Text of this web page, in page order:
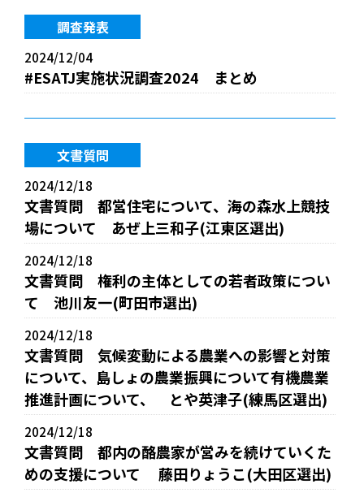
調査発表
2024/12/04
#ESATJ実施状況調査2024 まとめ
文書質問
2024/12/18
文書質問 都営住宅について、海の森水上競技
場について あぜ上三和子(江東区選出)
2024/12/18
文書質問 権利の主体としての若者政策につい
て 池川友一(町田市選出)
2024/12/18
文書質問 気候変動による農業への影響と対策
について、島しょの農業振興について有機農業
推進計画について、 とや英津子(練馬区選出)
2024/12/18
文書質問 都内の酪農家が営みを続けていくた
めの支援について 藤田りょうこ(大田区選出)